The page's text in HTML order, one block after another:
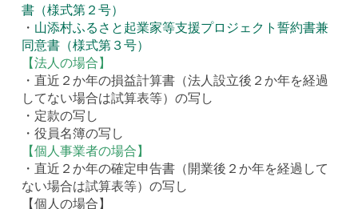
書（様式第２号）
・ 山添村ふるさと起業家等支援プロジェクト誓約書兼
同意書（様式第３号）
【法人の場合】
・直近２か年の損益計算書（法人設立後２か年を経過
してない場合は試算表等）の写し
・定款の写し
・役員名簿の写し
【個人事業者の場合】
・直近２か年の確定申告書（開業後２か年を経過して
ない場合は試算表等）の写し
【個人の場合】